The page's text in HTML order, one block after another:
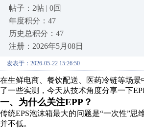
帖子：2帖 | 0回
年度积分：47
历史总积分：47
注册：2026年5月08日
发表于：2026-05-22 15:26:50
在生鲜电商、餐饮配送、医药冷链等场
了一些实测，今天从技术角度分享一下
一、为什么关注EPP？
传统EPS泡沫箱最大的问题是“一次性”
并不低。